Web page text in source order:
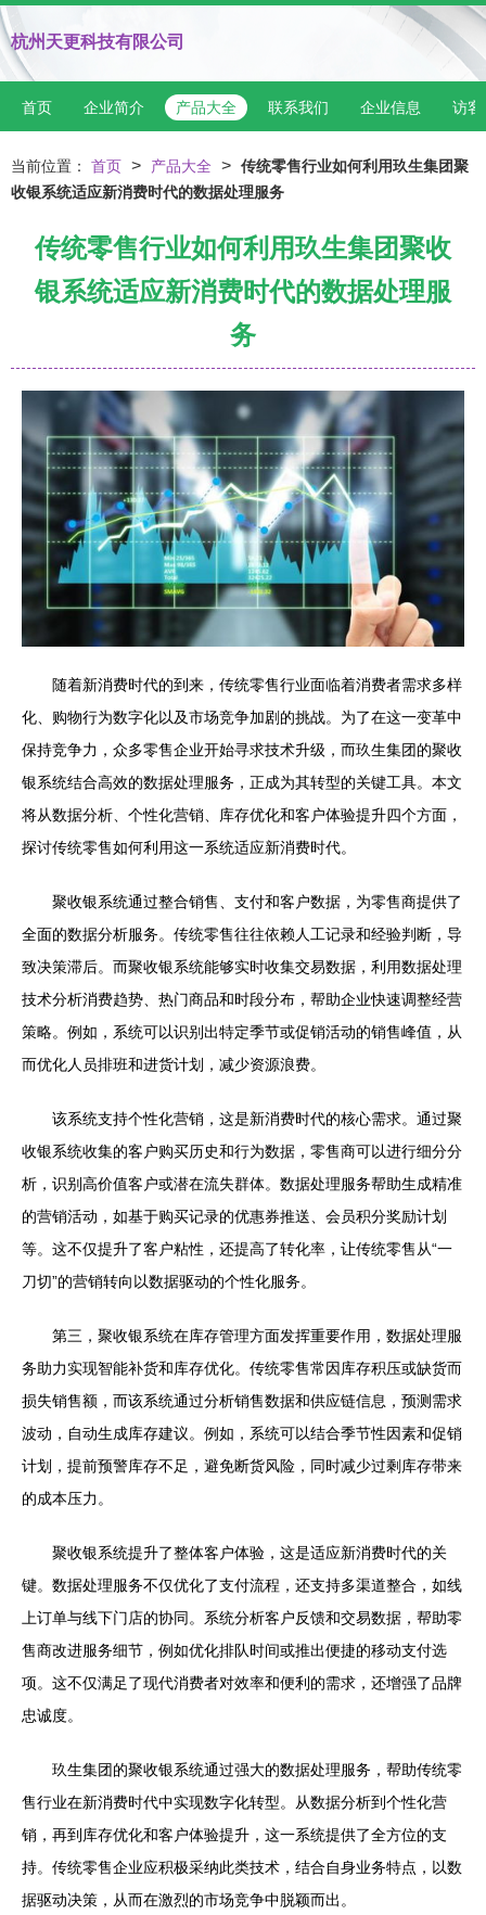
杭州天更科技有限公司
首页 企业简介 产品大全 联系我们 企业信息 访客
当前位置： 首页 > 产品大全 > 传统零售行业如何利用玖生集团聚
收银系统适应新消费时代的数据处理服务
传统零售行业如何利用玖生集团聚收
银系统适应新消费时代的数据处理服
务
随着新消费时代的到来，传统零售行业面临着消费者需求多样
化、购物行为数字化以及市场竞争加剧的挑战。为了在这一变革中
保持竞争力，众多零售企业开始寻求技术升级，而玖生集团的聚收
银系统结合高效的数据处理服务，正成为其转型的关键工具。本文
将从数据分析、个性化营销、库存优化和客户体验提升四个方面，
探讨传统零售如何利用这一系统适应新消费时代。
聚收银系统通过整合销售、支付和客户数据，为零售商提供了
全面的数据分析服务。传统零售往往依赖人工记录和经验判断，导
致决策滞后。而聚收银系统能够实时收集交易数据，利用数据处理
技术分析消费趋势、热门商品和时段分布，帮助企业快速调整经营
策略。例如，系统可以识别出特定季节或促销活动的销售峰值，从
而优化人员排班和进货计划，减少资源浪费。
该系统支持个性化营销，这是新消费时代的核心需求。通过聚
收银系统收集的客户购买历史和行为数据，零售商可以进行细分分
析，识别高价值客户或潜在流失群体。数据处理服务帮助生成精准
的营销活动，如基于购买记录的优惠券推送、会员积分奖励计划
等。这不仅提升了客户粘性，还提高了转化率，让传统零售从“一
刀切”的营销转向以数据驱动的个性化服务。
第三，聚收银系统在库存管理方面发挥重要作用，数据处理服
务助力实现智能补货和库存优化。传统零售常因库存积压或缺货而
损失销售额，而该系统通过分析销售数据和供应链信息，预测需求
波动，自动生成库存建议。例如，系统可以结合季节性因素和促销
计划，提前预警库存不足，避免断货风险，同时减少过剩库存带来
的成本压力。
聚收银系统提升了整体客户体验，这是适应新消费时代的关
键。数据处理服务不仅优化了支付流程，还支持多渠道整合，如线
上订单与线下门店的协同。系统分析客户反馈和交易数据，帮助零
售商改进服务细节，例如优化排队时间或推出便捷的移动支付选
项。这不仅满足了现代消费者对效率和便利的需求，还增强了品牌
忠诚度。
玖生集团的聚收银系统通过强大的数据处理服务，帮助传统零
售行业在新消费时代中实现数字化转型。从数据分析到个性化营
销，再到库存优化和客户体验提升，这一系统提供了全方位的支
持。传统零售企业应积极采纳此类技术，结合自身业务特点，以数
据驱动决策，从而在激烈的市场竞争中脱颖而出。